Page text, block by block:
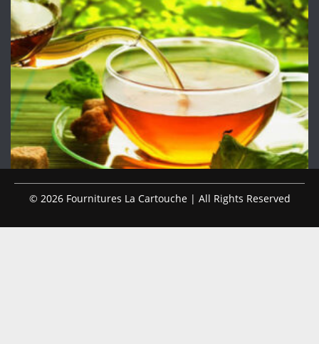
© 2026 Fournitures La Cartouche | All Rights Reserved